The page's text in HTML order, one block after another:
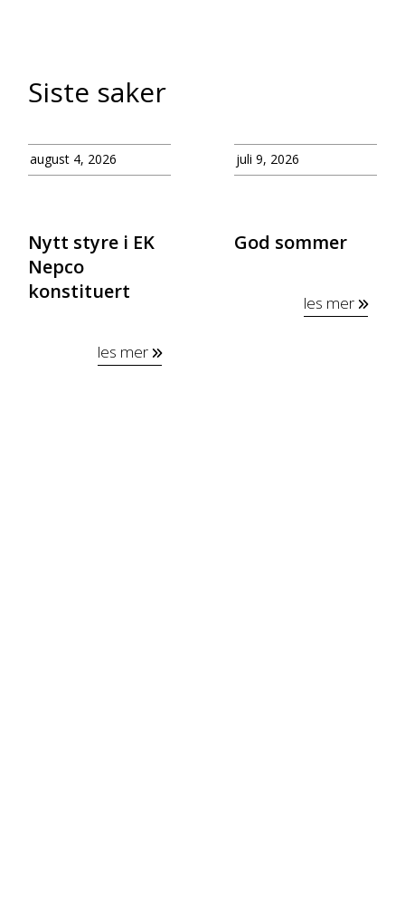
Siste saker
august 4, 2026
Nytt styre i EK
Nepco
konstituert
les mer
juli 9, 2026
God sommer
les mer